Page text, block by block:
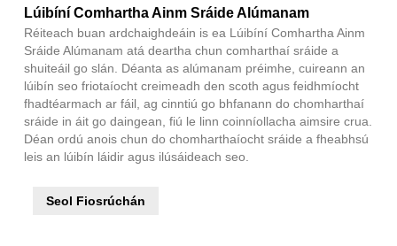
Lúibíní Comhartha Ainm Sráide Alúmanam
Réiteach buan ardchaighdeáin is ea Lúibíní Comhartha Ainm
Sráide Alúmanam atá deartha chun comharthaí sráide a
shuiteáil go slán. Déanta as alúmanam préimhe, cuireann an
lúibín seo friotaíocht creimeadh den scoth agus feidhmíocht
fhadtéarmach ar fáil, ag cinntiú go bhfanann do chomharthaí
sráide in áit go daingean, fiú le linn coinníollacha aimsire crua.
Déan ordú anois chun do chomharthaíocht sráide a fheabhsú
leis an lúibín láidir agus ilúsáideach seo.
Seol Fiosrúchán